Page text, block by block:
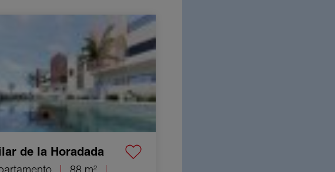
et juridiquement
Apartamento Pilar de la Horadada
de la Horadada
88 m²